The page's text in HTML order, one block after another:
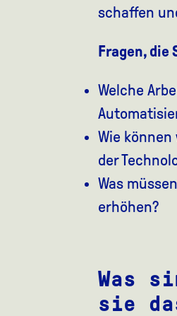
schaffen
Fragen, die
Welche
Wie
der
Was
erhöhen?
Was
sie